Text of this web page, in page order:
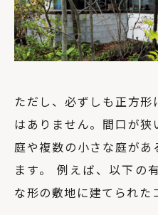
ただし、必ずしも正方
はありません。間口が
庭や複数の小さな庭が
ます。 例えば、以下の
な形の敷地に建てられた